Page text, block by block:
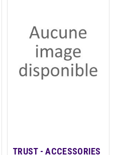
TRUST - ACCESSORIES